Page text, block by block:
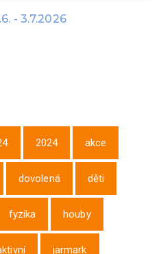
- 3.7.2026
2024 akce
dovolená děti
fyzika houby
jarmark